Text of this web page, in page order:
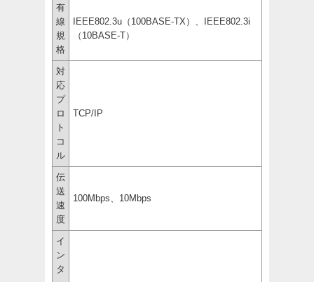
有
線
規
格
IEEE802.3u（100BASE-TX）、IEEE802.3i
（10BASE-T）
対
応
プ
ロ
ト
コ
ル
TCP/IP
伝
送
速
度
100Mbps、10Mbps
イ
ン
タ